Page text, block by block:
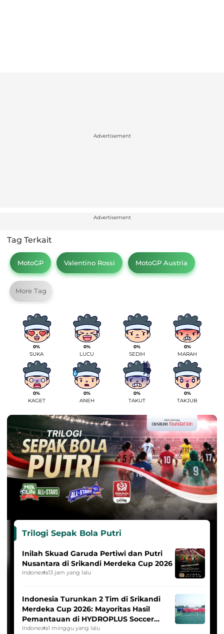
Advertisement
Advertisement
Tag Terkait
MotoGP Valentino Rossi MotoGP Austria
More Tag
0%
SUKA
0%
LUCU
0%
SEDIH
0%
MARAH
0%
KAGET
0%
ANEH
0%
TAKUT
0%
TAKJUB
Trilogi Sepak Bola Putri
Inilah Skuad Garuda Pertiwi dan Putri
Nusantara di Srikandi Merdeka Cup 2026
Indonesia13 jam yang lalu
Indonesia Turunkan 2 Tim di Srikandi
Merdeka Cup 2026: Mayoritas Hasil
Pemantauan di HYDROPLUS Soccer
League
Indonesia1 minggu yang lalu